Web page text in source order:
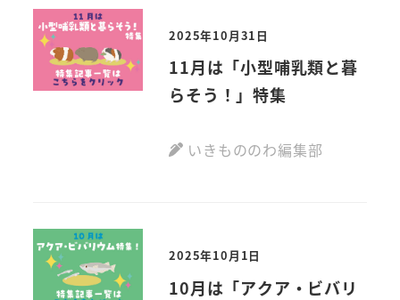
2025年10月31日
11月は「小型哺乳類と暮
らそう！」特集
いきもののわ編集部
2025年10月1日
10月は「アクア・ビバリ